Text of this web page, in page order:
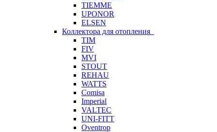
TIEMME
UPONOR
ELSEN
Коллектора для отопления
TIM
FIV
MVI
STOUT
REHAU
WATTS
Comisa
Imperial
VALTEC
UNI-FITT
Oventrop